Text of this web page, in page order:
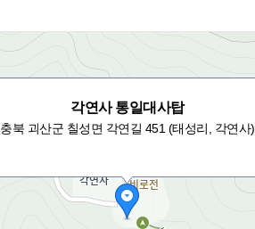
각연사 통일대사탑
충북 괴산군 칠성면 각연길 451 (태성리, 각연사)